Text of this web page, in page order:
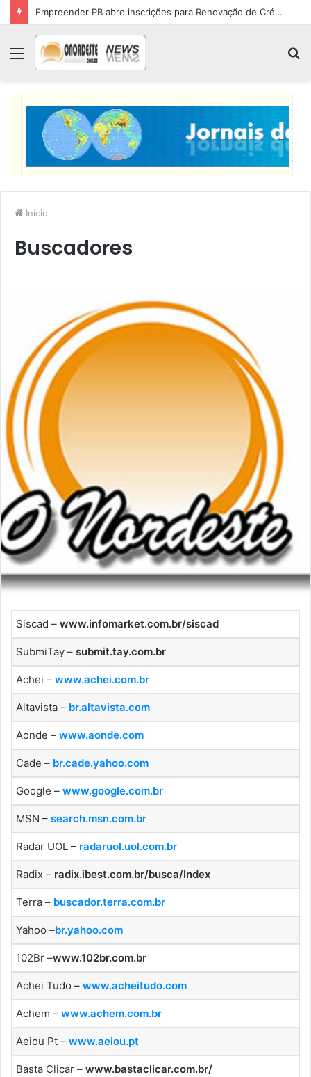
Empreender PB abre inscrições para Renovação de Crédito
Menu
Início
Buscadores
Siscad – www.infomarket.com.br/siscad
SubmiTay – submit.tay.com.br
Achei – www.achei.com.br
Altavista – br.altavista.com
Aonde – www.aonde.com
Cade – br.cade.yahoo.com
Google – www.google.com.br
MSN – search.msn.com.br
Radar UOL – radaruol.uol.com.br
Radix – radix.ibest.com.br/busca/Index
Terra – buscador.terra.com.br
Yahoo –br.yahoo.com
102Br –www.102br.com.br
Achei Tudo – www.acheitudo.com
Achem – www.achem.com.br
Aeiou Pt – www.aeiou.pt
Basta Clicar – www.bastaclicar.com.br/